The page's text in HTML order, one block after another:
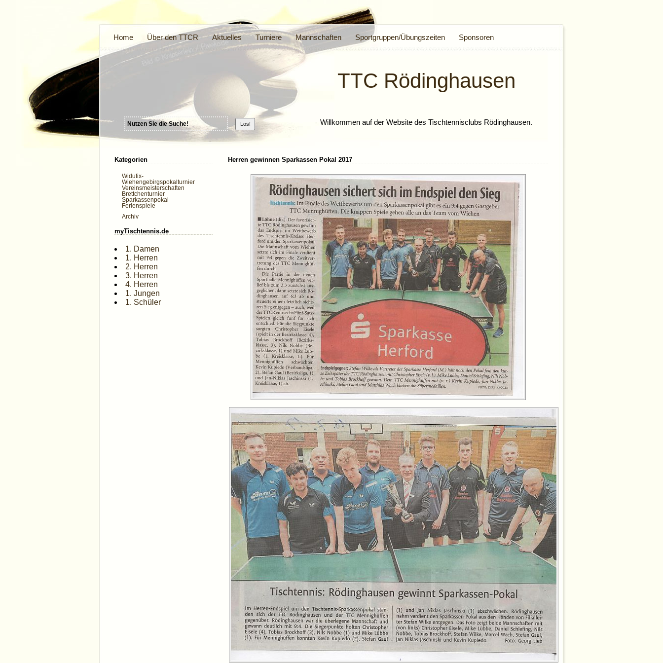
Home Über den TTCR Aktuelles Turniere Mannschaften Sportgruppen/Übungszeiten Sponsoren
TTC Rödinghausen
Willkommen auf der Website des Tischtennisclubs Rödinghausen.
Herren gewinnen Sparkassen Pokal 2017
Kategorien
Widufix-
Wiehengebirgspokalturnier
Vereinsmeisterschaften
Brettchenturnier
Sparkassenpokal
Ferienspiele
Archiv
myTischtennis.de
1. Damen
1. Herren
2. Herren
3. Herren
4. Herren
1. Jungen
1. Schüler